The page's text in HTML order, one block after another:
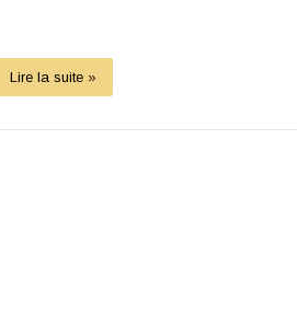
Lire la suite »